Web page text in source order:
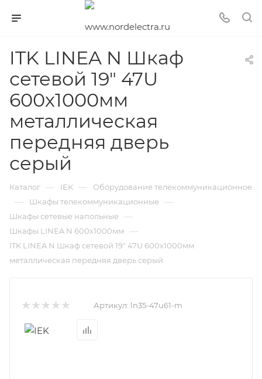
ITK LINEA N Шкаф
сетевой 19" 47U
600х1000мм
металлическая
передняя дверь
серый
Каталог — IEK — Оборудование телекоммуникационное
— Шкафы телекоммуникационные —
Шкафы сетевые напольные —
Шкафы LINEA N 600х1000мм —
ITK LINEA N Шкаф сетевой 19" 47U 600х1000мм
металлическая передняя дверь серый
Артикул: ln35-47u61-m